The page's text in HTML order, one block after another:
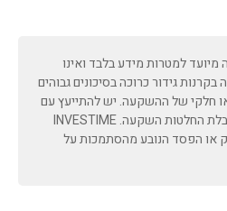
למטרות מידע בלבד ואינו
גידור כרוכה בסיכונים גבוהים
חלקי של ההשקעה. יש להתייעץ עם
יועץ השקעות מוסמך לפני קבלת החלטות השקעה. INVESTIME
או הפסד הנובע מהסתמכות על